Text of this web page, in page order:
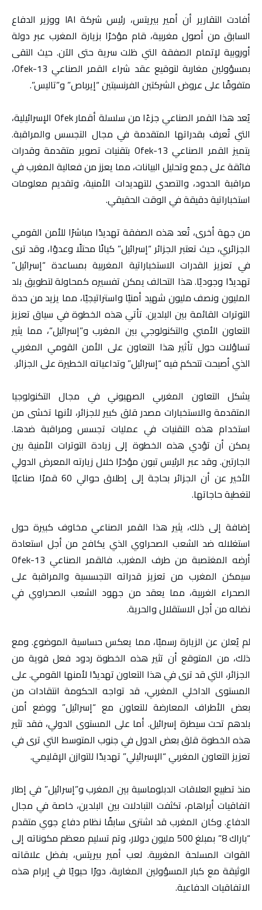
أفادت التقارير أن أمير بيريتس، رئيس شركة IAI ووزير الدفاع
السابق من أصول مغربية، قام مؤخرًا بزيارة المغرب عبر دولة
أوروبية لإتمام الصفقة التي ظلت سرية حتى الآن. حيث التقى
بمسؤولين مغاربة لتوقيع عقد شراء القمر الصناعي Ofek-13،
متفوقًا على عروض الشركتين الفرنسيتين “إيرباص” و”تاليس”.
يُعد هذا القمر الصناعي جزءًا من سلسلة أقمار Ofek الإسرائيلية،
التي تُعرف بقدراتها المتقدمة في مجال التجسس والمراقبة.
يتميز القمر الصناعي Ofek-13 بتقنيات تصوير متقدمة وقدرات
فائقة على جمع وتحليل البيانات، مما يعزز من فعالية المغرب في
مراقبة الحدود، والتصدي للتهديدات الأمنية، وتقديم معلومات
استخباراتية دقيقة في الوقت الحقيقي.
من جهة أخرى، تُعد هذه الصفقة تهديدًا مباشرًا للأمن القومي
الجزائري، حيث تعتبر الجزائر “إسرائيل” كيانًا محتلًا وعدوًا، وقد ترى
في تعزيز القدرات الاستخباراتية المغربية بمساعدة “إسرائيل”
تهديدًا وجوديًا. هذا التحالف يمكن تفسيره كمحاولة لتطويق بلد
المليون ونصف مليون شهيد أمنيًا واستراتيجيًا، مما يزيد من حدة
التوترات القائمة بين البلدين. تأتي هذه الخطوة في سياق تعزيز
التعاون الأمني والتكنولوجي بين المغرب و”إسرائيل”، مما يثير
تساؤلات حول تأثير هذا التعاون على الأمن القومي المغربي
الذي أصبحت تتحكم فيه “إسرائيل” وتداعياته الخطيرة على الجزائر.
يشكل التعاون المغربي الصهيوني في مجال التكنولوجيا
المتقدمة والاستخبارات مصدر قلق كبير للجزائر، لأنها تخشى من
استخدام هذه التقنيات في عمليات تجسس ومراقبة ضدها.
يمكن أن تؤدي هذه الخطوة إلى زيادة التوترات الأمنية بين
الجارتين. وقد عبر الرئيس تبون مؤخرًا خلال زيارته المعرض الدولي
الأخير عن أن الجزائر بحاجة إلى إطلاق حوالي 60 قمرًا صناعيًا
لتغطية حاجاتها.
إضافة إلى ذلك، يثير هذا القمر الصناعي مخاوف كبيرة حول
استغلاله ضد الشعب الصحراوي الذي يكافح من أجل استعادة
أرضه المغتصبة من طرف المغرب. فالقمر الصناعي Ofek-13
سيمكن المغرب من تعزيز قدراته التجسسية والمراقبة على
الصحراء الغربية، مما يعقد من جهود الشعب الصحراوي في
نضاله من أجل الاستقلال والحرية.
لم يُعلن عن الزيارة رسميًا، مما يعكس حساسية الموضوع. ومع
ذلك، من المتوقع أن تثير هذه الخطوة ردود فعل قوية من
الجزائر، التي قد ترى في هذا التعاون تهديدًا لأمنها القومي. على
المستوى الداخلي المغربي، قد تواجه الحكومة انتقادات من
بعض الأطراف المعارضة للتعاون مع “إسرائيل” ووضع أمن
بلدهم تحت سيطرة إسرائيل. أما على المستوى الدولي، فقد تثير
هذه الخطوة قلق بعض الدول في جنوب المتوسط التي ترى في
تعزيز التعاون المغربي “الإسرائيلي” تهديدًا للتوازن الإقليمي.
منذ تطبيع العلاقات الدبلوماسية بين المغرب و”إسرائيل” في إطار
اتفاقيات أبراهام، تكثفت التبادلات بين البلدين، خاصة في مجال
الدفاع. وكان المغرب قد اشترى سابقًا نظام دفاع جوي متقدم
“باراك 8” بمبلغ 500 مليون دولار، وتم تسليم معظم مكوناته إلى
القوات المسلحة المغربية. لعب أمير بيريتس، بفضل علاقاته
الوثيقة مع كبار المسؤولين المغاربة، دورًا حيويًا في إبرام هذه
الاتفاقيات الدفاعية.